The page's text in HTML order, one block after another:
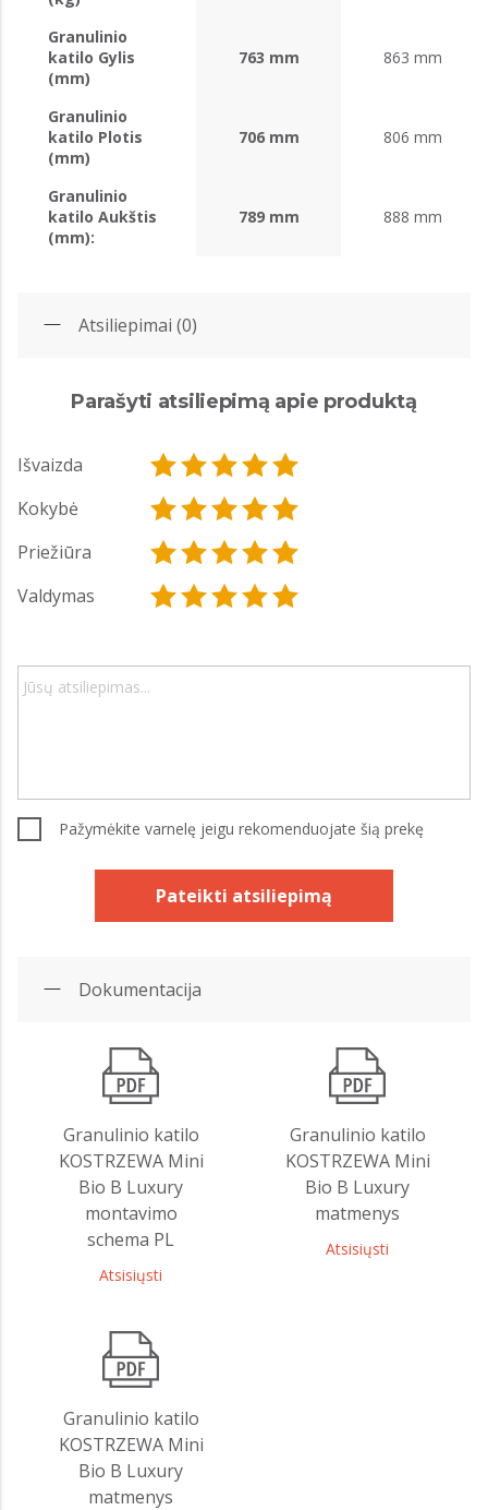
Granulinio
katilo Gylis
(mm)
763 mm 863 mm
Granulinio
katilo Plotis
(mm)
706 mm 806 mm
Granulinio
katilo Aukštis
(mm):
789 mm 888 mm
Atsiliepimai (0)
Parašyti atsiliepimą apie produktą
Išvaizda
Kokybė
Priežiūra
Valdymas
Pažymėkite varnelę jeigu rekomenduojate šią prekę
Pateikti atsiliepimą
Dokumentacija
Granulinio katilo
KOSTRZEWA Mini
Bio B Luxury
montavimo
schema PL
Atsisiųsti
Granulinio katilo
KOSTRZEWA Mini
Bio B Luxury
matmenys
Atsisiųsti
Granulinio katilo
KOSTRZEWA Mini
Bio B Luxury
matmenys